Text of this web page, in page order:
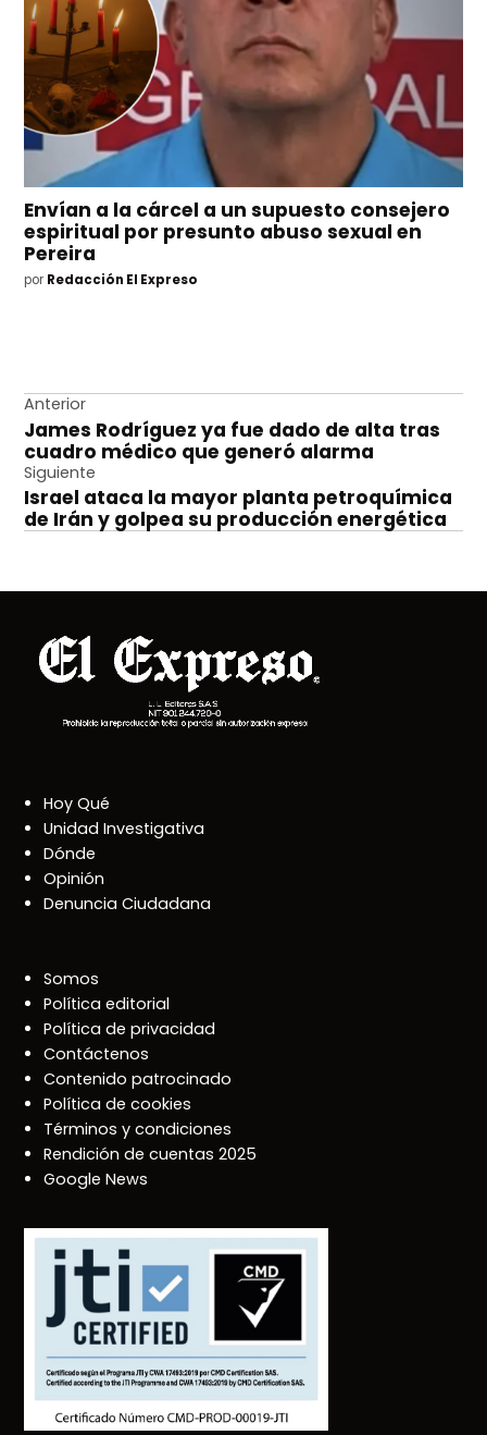
Envían a la cárcel a un supuesto consejero
espiritual por presunto abuso sexual en
Pereira
por Redacción El Expreso
Navegación
de
entradas
Anterior
James Rodríguez ya fue dado de alta tras
cuadro médico que generó alarma
Siguiente
Israel ataca la mayor planta petroquímica
de Irán y golpea su producción energética
Hoy Qué
Unidad Investigativa
Dónde
Opinión
Denuncia Ciudadana
Somos
Política editorial
Política de privacidad
Contáctenos
Contenido patrocinado
Política de cookies
Términos y condiciones
Rendición de cuentas 2025
Google News